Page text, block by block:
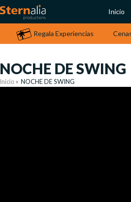
Inicio
Regala Experiencias
NOCHE DE SWING
Inicio NOCHE DE SWING